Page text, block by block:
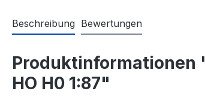
Beschreibung Bewertungen
Produktinformationen
HO H0 1:87"